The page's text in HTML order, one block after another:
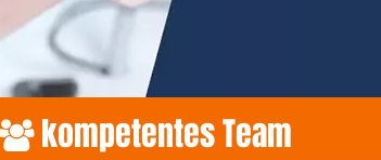
kompetentes Team